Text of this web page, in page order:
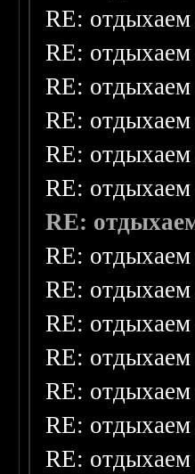
RE:
RE:
RE:
RE:
RE:
RE:
RE:
RE:
RE:
RE:
RE:
RE:
RE:
RE: